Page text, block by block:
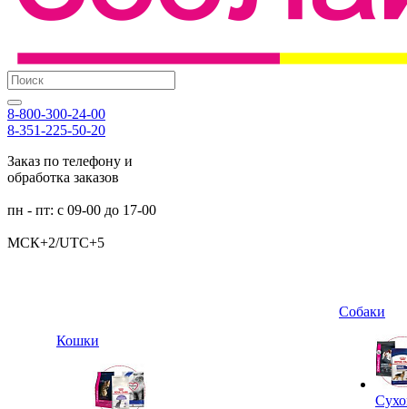
8-800-300-24-00
8-351-225-50-20
Заказ по телефону и
обработка заказов
пн - пт: с 09-00 до 17-00
МСК+2/UTC+5
Кошки
Собаки